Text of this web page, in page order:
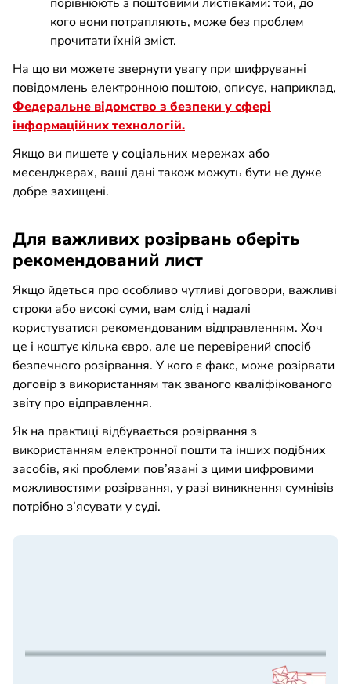
кого вони потрапляють, може без проблем
прочитати їхній зміст.
На що ви можете звернути увагу при шифруванні
повідомлень електронною поштою, описує, наприклад,
Федеральне відомство з безпеки у сфері
інформаційних технологій.
Якщо ви пишете у соціальних мережах або
месенджерах, ваші дані також можуть бути не дуже
добре захищені.
Для важливих розірвань оберіть
рекомендований лист
Якщо йдеться про особливо чутливі договори, важливі
строки або високі суми, вам слід і надалі
користуватися рекомендованим відправленням. Хоч
це і коштує кілька євро, але це перевірений спосіб
безпечного розірвання. У кого є факс, може розірвати
договір з використанням так званого кваліфікованого
звіту про відправлення.
Як на практиці відбувається розірвання з
використанням електронної пошти та інших подібних
засобів, які проблеми пов’язані з цими цифровими
можливостями розірвання, у разі виникнення сумнівів
потрібно з’ясувати у суді.